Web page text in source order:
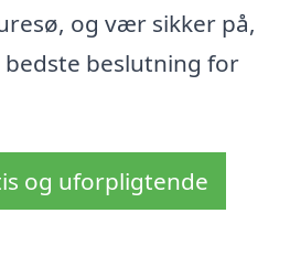
og vær sikker på,
beslutning for
og uforpligtende